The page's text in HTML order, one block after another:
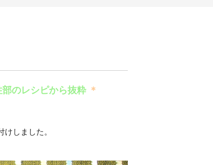
部のレシピから抜粋 ＊
しました。